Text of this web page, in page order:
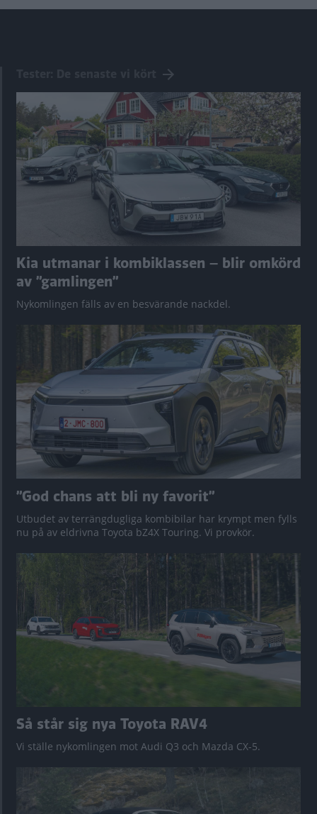
Kia utmanar i kombiklassen – blir omkörd
av ”gamlingen”
Nykomlingen fälls av en besvärande nackdel.
”God chans att bli ny favorit”
Utbudet av terrängdugliga kombibilar har krympt men fylls
nu på av eldrivna Toyota bZ4X Touring. Vi provkör.
Så står sig nya Toyota RAV4
Vi ställe nykomlingen mot Audi Q3 och Mazda CX-5.